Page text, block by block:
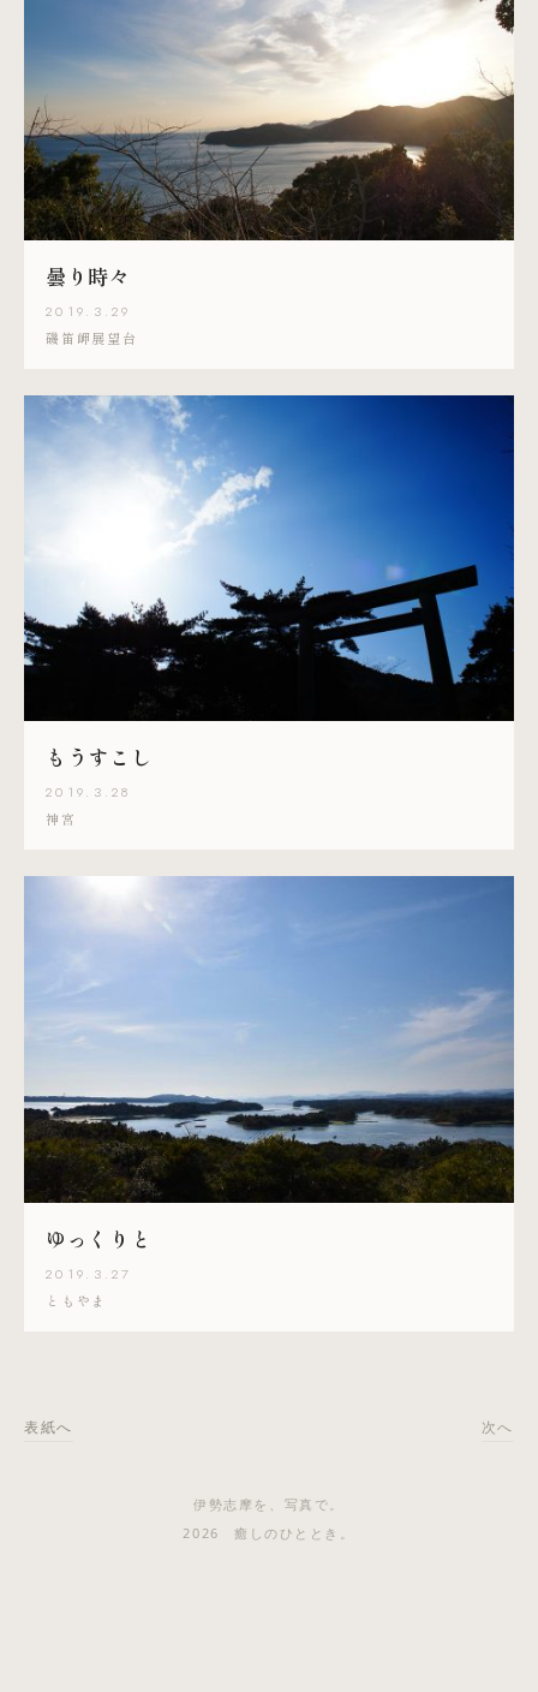
曇り時々
2019.3.29
磯笛岬展望台
もうすこし
2019.3.28
神宮
ゆっくりと
2019.3.27
ともやま
表紙へ 次へ
伊勢志摩を、写真で。
2026 癒しのひととき。